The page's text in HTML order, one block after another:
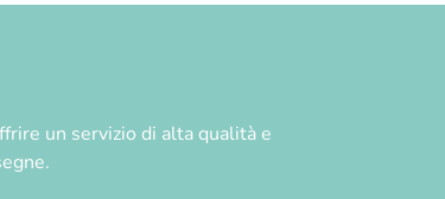
un servizio di alta qualità e